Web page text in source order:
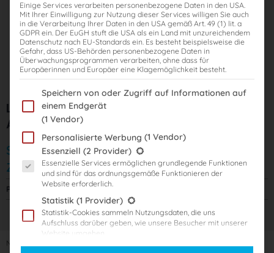
Lernprogramm „Steuer-Azubi“ für das 2.
Ausbildungsjahr
Start: 01.08.2024
Zugriffsdauer: bis 31.07.2026
Preis: 695,00€
Nicht vorrätig
Einige Services verarbeiten personenbezogene Daten in den USA.
Mit Ihrer Einwilligung zur Nutzung dieser Services willigen Sie auch
in die Verarbeitung Ihrer Daten in den USA gemäß Art. 49 (1) lit. a
GDPR ein. Der EuGH stuft die USA als ein Land mit unzureichendem
Datenschutz nach EU-Standards ein. Es besteht beispielsweise die
Gefahr, dass US-Behörden personenbezogene Daten in
Überwachungsprogrammen verarbeiten, ohne dass für
Europäerinnen und Europäer eine Klagemöglichkeit besteht.
Im Folgenden finden Sie eine Liste der Zwecke des IAB
Speichern von oder Zugriff auf Informationen auf
einem Endgerät
(1 Vendor)
Personalisierte Werbung (1 Vendor)
Es folgt eine Liste der Service-Gruppen, für die eine Einwilligung
Essenziell (2 Provider)
Essenzielle Services ermöglichen grundlegende Funktionen
und sind für das ordnungsgemäße Funktionieren der
Website erforderlich.
Statistik (1 Provider)
Statistik-Cookies sammeln Nutzungsdaten, die uns
Aufschluss darüber geben, wie unsere Besucher mit unserer
Website umgehen.
Marketing (3 Provider)